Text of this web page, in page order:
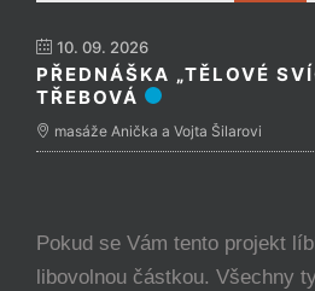
10. 09. 2026
PŘEDNÁŠKA „TĚLOVÉ
TŘEBOVÁ
masáže Anička a Vojta Šilarovi
Pokud se Vám tento projekt
libovolnou částkou. Všechny